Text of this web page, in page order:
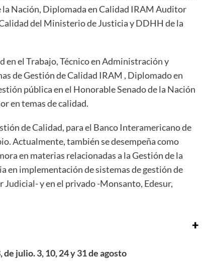
Nación, Diplomada en Calidad IRAM Auditor
del Ministerio de Justicia y DDHH de la
en el Trabajo, Técnico en Administración y
de Gestión de Calidad IRAM , Diplomado en
pública en el Honorable Senado de la Nación
en temas de calidad.
de Calidad, para el Banco Interamericano de
Actualmente, también se desempeña como
en materias relacionadas a la Gestión de la
en implementación de sistemas de gestión de
y en el privado -Monsanto, Edesur,
+
de julio. 3, 10, 24 y 31 de agosto